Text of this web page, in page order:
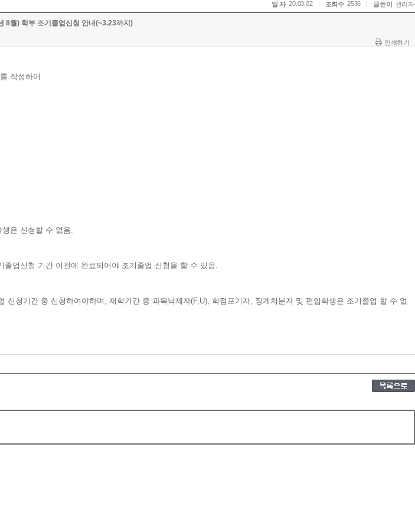
일 자 20.03.02 조회수 2536 글쓴이 관리자
8월) 학부 조기졸업신청 안내(~3.23까지)
인쇄하기
작성하어
은 신청할 수 없음.
업신청 기간 이전에 완료되어야 조기졸업 신청을 할 수 있음.
청기간 중 신청하여야하며, 재학기간 중 과목낙제자(F,U), 학점포기자, 징계처분자 및 편입학생은 조기졸업 할 수 없